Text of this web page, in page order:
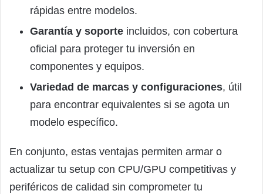
rápidas entre modelos.
Garantía y soporte incluidos, con cobertura
oficial para proteger tu inversión en
componentes y equipos.
Variedad de marcas y configuraciones, útil
para encontrar equivalentes si se agota un
modelo específico.
En conjunto, estas ventajas permiten armar o
actualizar tu setup con CPU/GPU competitivas y
periféricos de calidad sin comprometer tu